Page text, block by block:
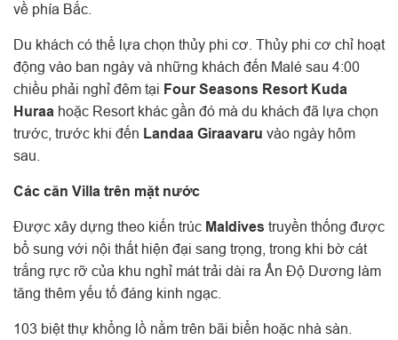
về phía Bắc.
Du khách có thể lựa chọn thủy phi cơ. Thủy phi cơ chỉ hoạt
động vào ban ngày và những khách đến Malé sau 4:00
chiều phải nghỉ đêm tại Four Seasons Resort Kuda
Huraa hoặc Resort khác gần đó mà du khách đã lựa chọn
trước, trước khi đến Landaa Giraavaru vào ngày hôm
sau.
Các căn Villa trên mặt nước
Được xây dựng theo kiến trúc Maldives truyền thống được
bổ sung với nội thất hiện đại sang trọng, trong khi bờ cát
trắng rực rỡ của khu nghỉ mát trải dài ra Ấn Độ Dương làm
tăng thêm yếu tố đáng kinh ngạc.
103 biệt thự khổng lồ nằm trên bãi biển hoặc nhà sàn.